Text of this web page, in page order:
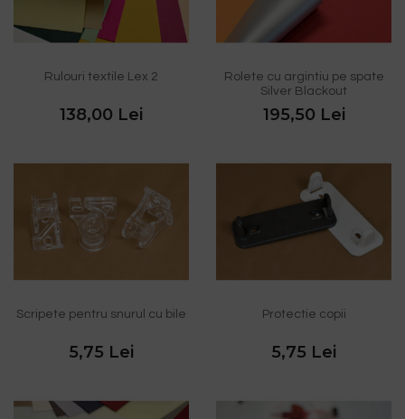
Rulouri textile Lex 2
138,00 Lei
Rolete cu argintiu pe spate
Silver Blackout
195,50 Lei
Scripete pentru snurul cu bile
5,75 Lei
Protectie copii
5,75 Lei